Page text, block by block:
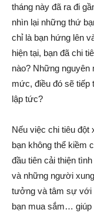
tháng này đã ra đi
nhìn lại những thứ
chỉ là bạn hứng lên
hiện tại, bạn đã chi
nào? Những nguyên
mức, điều đó sẽ tiếp
lập tức?
Nếu việc chi tiêu đột
bạn không thể kiềm
đầu tiên cải thiện
và những người
tưởng và tâm sự với
bạn mua sắm… giúp